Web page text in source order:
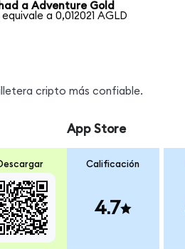
a Adventure Gold
equivale a 0,012021 AGLD
cripto más confiable.
App Store
Calificación
4.7